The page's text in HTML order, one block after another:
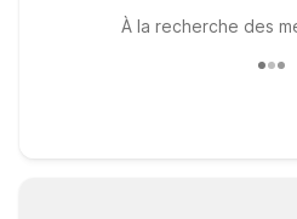
À la recherche des